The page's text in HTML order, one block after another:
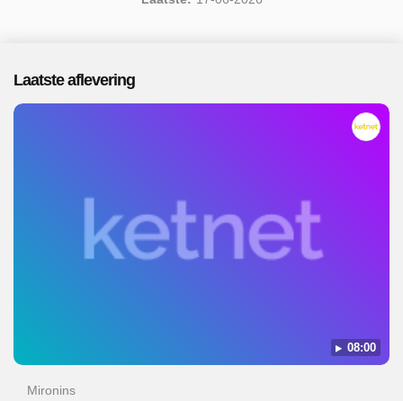
Laatste aflevering
08:00
Mironins